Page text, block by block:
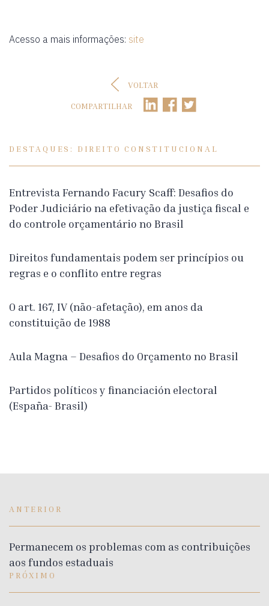
Acesso a mais informações: site
VOLTAR
COMPARTILHAR
DESTAQUES: DIREITO CONSTITUCIONAL
Entrevista Fernando Facury Scaff: Desafios do
Poder Judiciário na efetivação da justiça fiscal e
do controle orçamentário no Brasil
Direitos fundamentais podem ser princípios ou
regras e o conflito entre regras
O art. 167, IV (não-afetação), em anos da
constituição de 1988
Aula Magna – Desafios do Orçamento no Brasil
Partidos políticos y financiación electoral
(España- Brasil)
ANTERIOR
Permanecem os problemas com as contribuições
aos fundos estaduais
PRÓXIMO